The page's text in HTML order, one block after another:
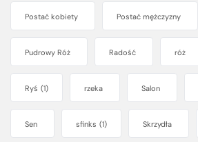
Postać kobiety Postać mężczyzny
Pudrowy Róż Radość róż
Ryś (1) rzeka Salon
Sen sfinks (1) Skrzydła